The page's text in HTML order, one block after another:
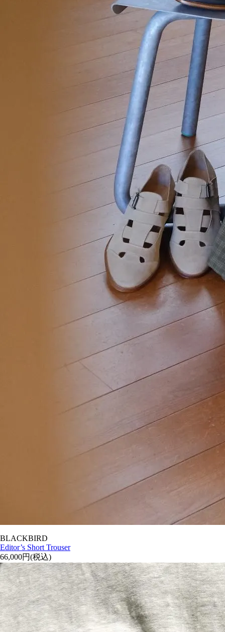
BLACKBIRD
Editor’s Short Trouser
66,000円(税込)